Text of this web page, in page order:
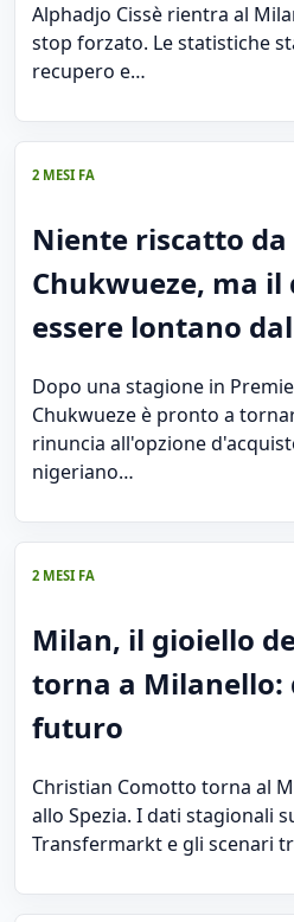
Alphadjo Cissè rientra al
stop forzato. Le statistiche
recupero e…
2 MESI FA
Niente riscatto
Chukwueze, ma il
essere lontano
Dopo una stagione in
Chukwueze è pronto a
rinuncia all'opzione
nigeriano…
2 MESI FA
Milan, il gioiello
torna a Milanello:
futuro
Christian Comotto torna al
allo Spezia. I dati stagionali
Transfermarkt e gli scenari